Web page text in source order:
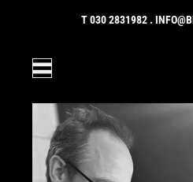
T030 2831982.